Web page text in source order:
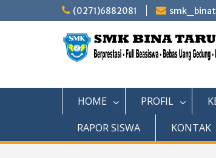
to
(0271)6882081
HOME PROFIL
RAPOR SISWA
KONTAK